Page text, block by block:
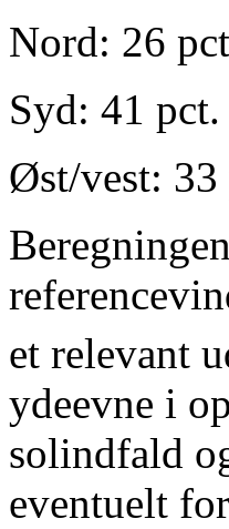
Nord: 26
Syd: 41 pct.
Øst/vest: 33
et relevant
ydeevne i
solindfald
eventuelt